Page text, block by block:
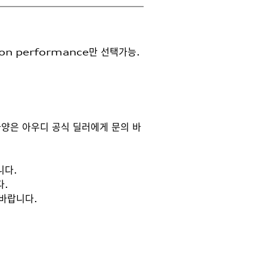
performance만 선택가능.
은 아우디 공식 딜러에게 문의 바
다.
.
랍니다.